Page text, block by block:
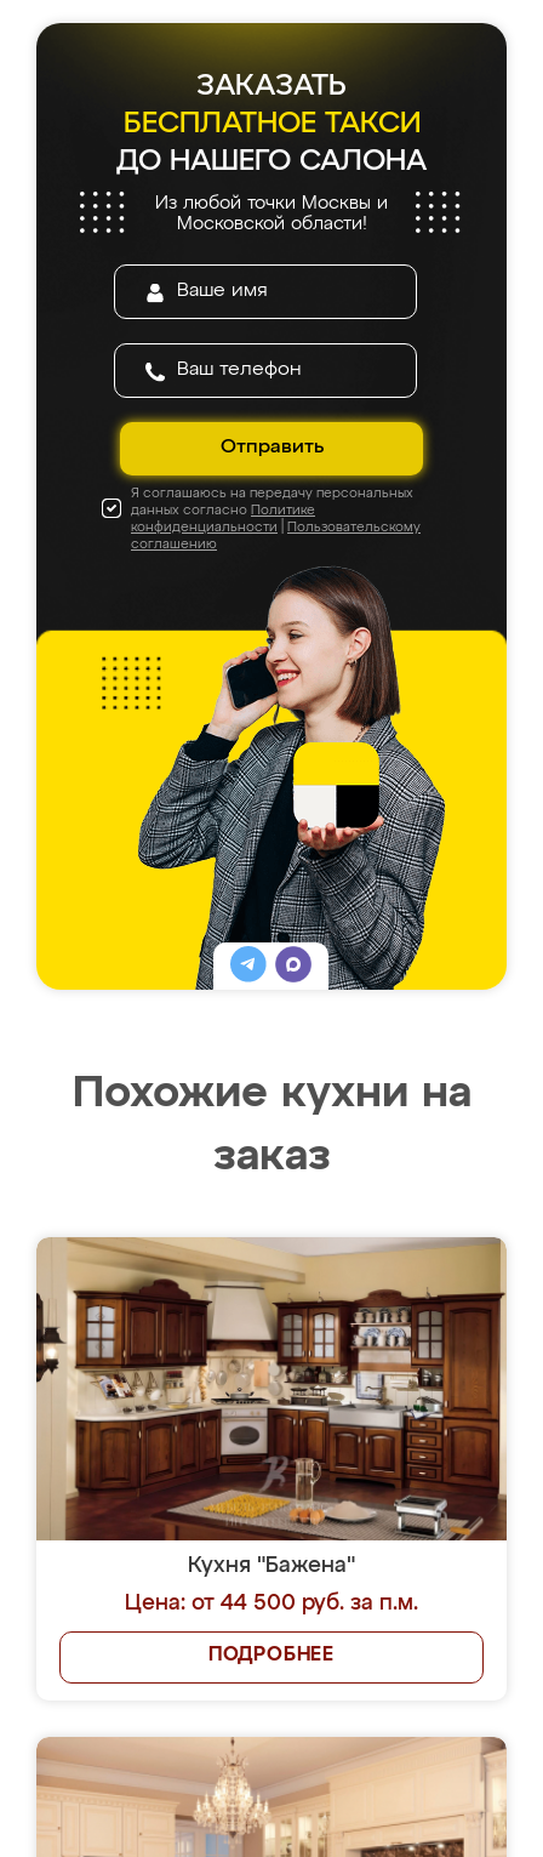
ЗАКАЗАТЬ
БЕСПЛАТНОЕ ТАКСИ
ДО НАШЕГО САЛОНА
Из любой точки Москвы и
Московской области!
Отправить
Я соглашаюсь на передачу персональных
данных согласно Политике
конфиденциальности
Пользовательскому
соглашению
Похожие кухни на
заказ
Кухня "Бажена"
Цена: от 44 500 руб. за п.м.
ПОДРОБНЕЕ